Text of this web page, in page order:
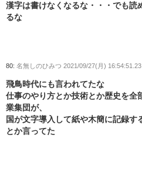
漢字は書けなくなるな・・・でも読
るな
80: 名無しのひみつ 2021/09/27(月)
飛鳥時代にも言われてたな
仕事のやり方とか技術とか歴史を全
業集団が、
国が文字導入して紙や木簡に記録す
とか言ってた